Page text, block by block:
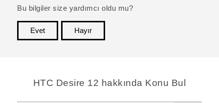
Bu bilgiler size yardımcı oldu mu?
Evet
Hayır
HTC Desire 12 hakkında Konu Bul